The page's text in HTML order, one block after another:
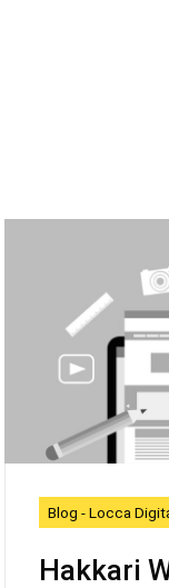
Blog - Locca
Hakkari